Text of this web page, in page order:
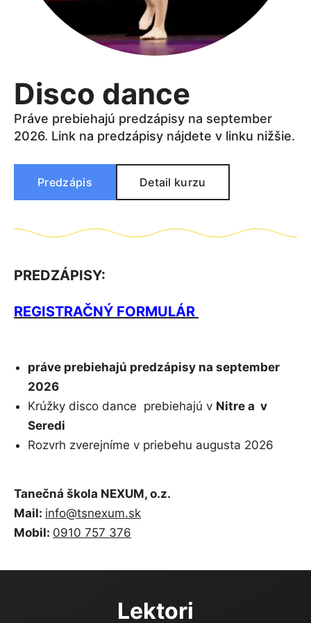
Disco dance
Práve prebiehajú predzápisy na september
2026. Link na predzápisy nájdete v linku nižšie.
Predzápis Detail kurzu
PREDZÁPISY:
REGISTRAČNÝ FORMULÁR
práve prebiehajú predzápisy na september
2026
Krúžky disco dance prebiehajú v Nitre a v
Seredi
Rozvrh zverejníme v priebehu augusta 2026
Tanečná škola NEXUM, o.z.
Mail: info@tsnexum.sk
Mobil: 0910 757 376
Lektori